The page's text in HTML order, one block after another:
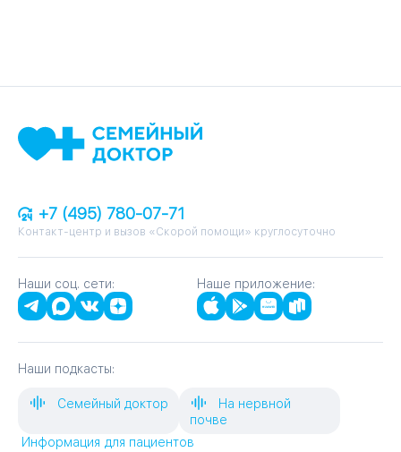
+7 (495) 780-07-71
Контакт-центр и вызов «Скорой помощи» круглосуточно
Наши соц. сети: Наше приложение:
Наши подкасты:
Семейный доктор
На нервной
почве
Информация для пациентов